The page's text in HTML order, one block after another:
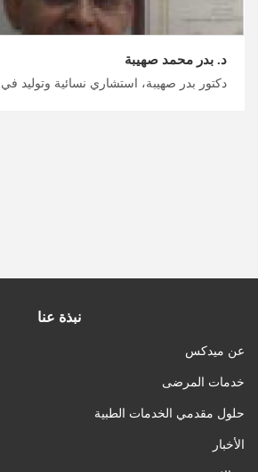
د. بدر محمد صهيبة
نبذة عنا
عن ميدكس
خدمات المرضى
حلول مقدمي الخدمات الطبية
الأخبار